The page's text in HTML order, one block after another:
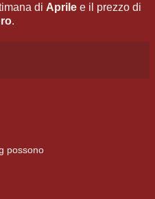
di Aprile e il prezzo di
.
possono